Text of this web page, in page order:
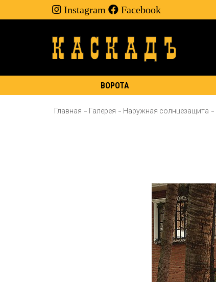
Instagram Facebook
ВОРОТА
Главная Галерея Наружная солнцезащита